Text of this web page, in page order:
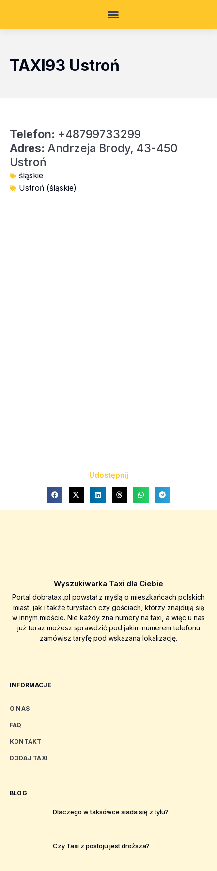
TAXI93 Ustroń
Telefon: +48799733299
Adres: Andrzeja Brody, 43-450
Ustroń
śląskie
Ustroń (śląskie)
Udostępnij
Wyszukiwarka Taxi dla Ciebie
Portal dobrataxi.pl powstał z myślą o mieszkańcach polskich
miast, jak i także turystach czy gościach, którzy znajdują się
w innym mieście. Nie każdy zna numery na taxi, a więc u nas
już teraz możesz sprawdzić pod jakim numerem telefonu
zamówisz taryfę pod wskazaną lokalizację.
INFORMACJE
O NAS
FAQ
KONTAKT
DODAJ TAXI
BLOG
Dlaczego w taksówce siada się z tyłu?
Czy Taxi z postoju jest droższa?